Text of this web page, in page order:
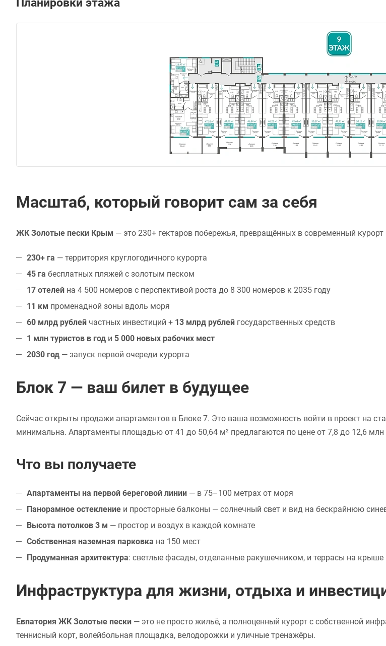
Масштаб, который говорит сам за себя
ЖК Золотые пески Крым — это 230+ гектаров побережья, превращённых в современный
230+ га — территория круглогодичного курорта
45 га бесплатных пляжей с золотым песком
17 отелей на 4 500 номеров с перспективой роста до 8 300 номеров к 2035 году
11 км променадной зоны вдоль моря
60 млрд рублей частных инвестиций + 13 млрд рублей государственных средств
1 млн туристов в год и 5 000 новых рабочих мест
2030 год — запуск первой очереди курорта
Блок 7 — ваш билет в будущее
Сейчас открыты продажи апартаментов в Блоке 7. Это ваша возможность войти в проект на
минимальна. Апартаменты площадью от 41 до 50,64 м² предлагаются по цене от 7,8 до 12,6 млн
Что вы получаете
Апартаменты на первой береговой линии — в 75–100 метрах от моря
Панорамное остекление и просторные балконы — солнечный свет и вид на бескрайнюю
Высота потолков 3 м — простор и воздух в каждой комнате
Собственная наземная парковка на 150 мест
Продуманная архитектура: светлые фасады, отделанные ракушечником, и террасы на крыше
Инфраструктура для жизни, отдыха и
Евпатория ЖК Золотые пески — это не просто жильё, а полноценный курорт с собственной
теннисный корт, волейбольная площадка, велодорожки и уличные тренажёры.